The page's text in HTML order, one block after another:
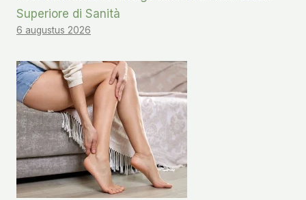
Superiore di Sanità
6 augustus 2026